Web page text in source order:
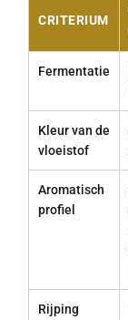
CRITERIUM
Fermentatie
Kleur van de
vloeistof
Aromatisch
profiel
Rijping